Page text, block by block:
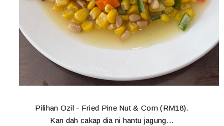
Pilihan Ozil - Fried Pine Nut & Corn (RM18).
Kan dah cakap dia ni hantu jagung...